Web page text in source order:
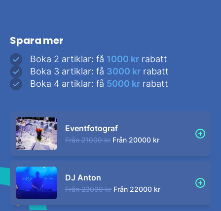
Spara mer
Boka 2 artiklar: få 1000 kr rabatt
Boka 3 artiklar: få 3000 kr rabatt
Boka 4 artiklar: få 5000 kr rabatt
Eventfotograf
Från 21000 kr Från 20000 kr
DJ Anton
Från 23000 kr Från 22000 kr